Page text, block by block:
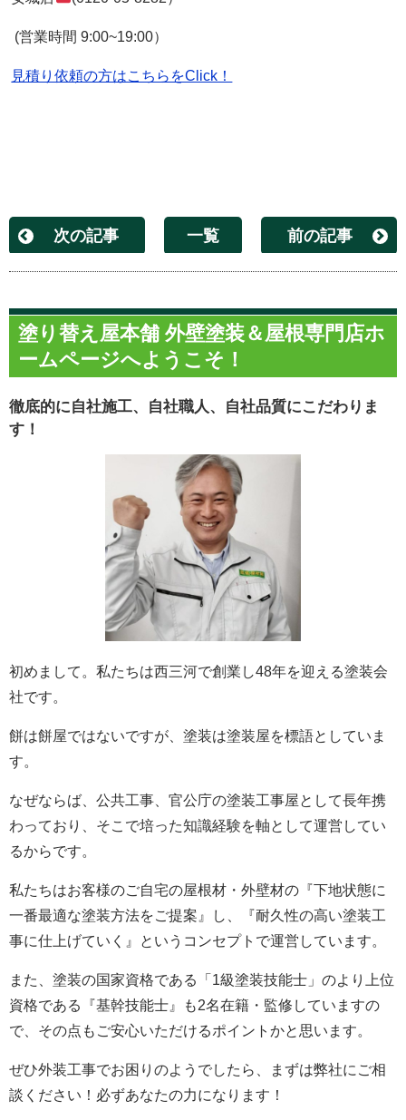
(営業時間 9:00~19:00）
見積り依頼の方はこちらをClick！
次の記事 一覧 前の記事
塗り替え屋本舗 外壁塗装＆屋根専門店ホ
ームページへようこそ！
徹底的に自社施工、自社職人、自社品質にこだわりま
す！
初めまして。私たちは西三河で創業し48年を迎える塗装会
社です。
餅は餅屋ではないですが、塗装は塗装屋を標語としていま
す。
なぜならば、公共工事、官公庁の塗装工事屋として長年携
わっており、そこで培った知識経験を軸として運営してい
るからです。
私たちはお客様のご自宅の屋根材・外壁材の『下地状態に
一番最適な塗装方法をご提案』し、『耐久性の高い塗装工
事に仕上げていく』というコンセプトで運営しています。
また、塗装の国家資格である「1級塗装技能士」のより上位
資格である『基幹技能士』も2名在籍・監修していますの
で、その点もご安心いただけるポイントかと思います。
ぜひ外装工事でお困りのようでしたら、まずは弊社にご相
談ください！必ずあなたの力になります！